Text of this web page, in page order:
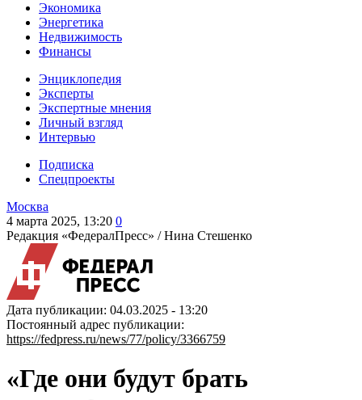
Экономика
Энергетика
Недвижимость
Финансы
Энциклопедия
Эксперты
Экспертные мнения
Личный взгляд
Интервью
Подписка
Спецпроекты
Москва
4 марта 2025, 13:20 0
Редакция «ФедералПресс» /Нина Стешенко
Дата публикации: 04.03.2025 - 13:20
Постоянный адрес публикации:
https://fedpress.ru/news/77/policy/3366759
«Где они будут брать